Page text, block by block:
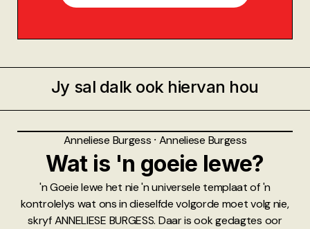
Jy sal dalk ook hiervan hou
Anneliese Burgess ⸱ Anneliese Burgess
Wat is 'n goeie lewe?
'n Goeie lewe het nie 'n universele templaat of 'n
kontrolelys wat ons in dieselfde volgorde moet volg nie,
skryf ANNELIESE BURGESS. Daar is ook gedagtes oor